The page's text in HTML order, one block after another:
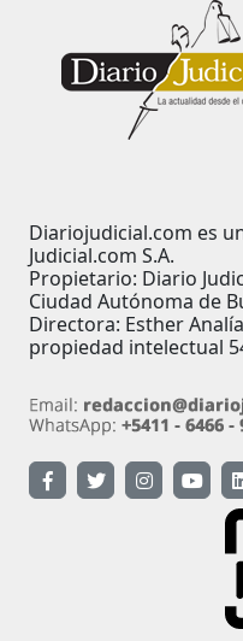
Diariojudicial.com es
Judicial.com S.A.
Propietario: Diario
Ciudad Autónoma de
Directora: Esther
propiedad intelectual